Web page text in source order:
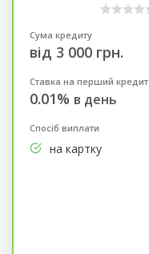
Сума кредиту
від 3 000 грн.
Ставка на перший кредит
0.01% в день
Спосіб виплати
на картку